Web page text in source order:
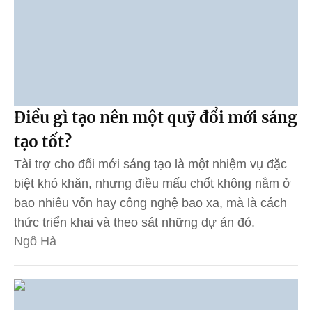
Điều gì tạo nên một quỹ đổi mới sáng
tạo tốt?
Tài trợ cho đổi mới sáng tạo là một nhiệm vụ đặc
biệt khó khăn, nhưng điều mấu chốt không nằm ở
bao nhiêu vốn hay công nghệ bao xa, mà là cách
thức triển khai và theo sát những dự án đó.
Ngô Hà